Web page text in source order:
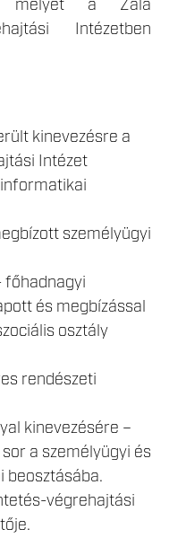
melyet a Zala
Intézetben
kinevezésre a
Intézet
személyügyi
és megbízással
osztály
rendészeti
kinevezésére –
a személyügyi és
beosztásába.
végrehajtási